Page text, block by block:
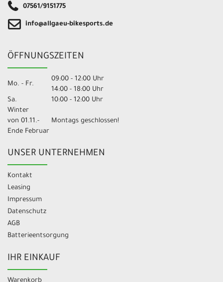
07561/9151775
info@allgaeu-bikesports.de
ÖFFNUNGSZEITEN
Mo. - Fr.
09:00 - 12:00 Uhr
14:00 - 18:00 Uhr
Sa.
10:00 - 12:00 Uhr
Winter
von 01.11.-
Ende Februar
Montags geschlossen!
UNSER UNTERNEHMEN
Kontakt
Leasing
Impressum
Datenschutz
AGB
Batterieentsorgung
IHR EINKAUF